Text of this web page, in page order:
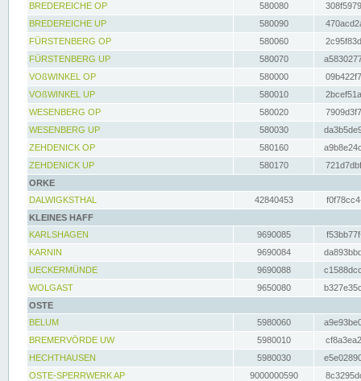
BREDEREICHE OP
580080
BREDEREICHE UP
580090
FÜRSTENBERG OP
580060
FÜRSTENBERG UP
580070
VOßWINKEL OP
580000
VOßWINKEL UP
580010
WESENBERG OP
580020
WESENBERG UP
580030
ZEHDENICK OP
580160
ZEHDENICK UP
580170
ORKE
DALWIGKSTHAL
42840453
KLEINES HAFF
KARLSHAGEN
9690085
KARNIN
9690084
UECKERMÜNDE
9690088
WOLGAST
9650080
OSTE
BELUM
5980060
BREMERVÖRDE UW
5980010
HECHTHAUSEN
5980030
OSTE-SPERRWERK AP
9000000590